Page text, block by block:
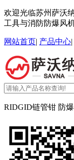
欢迎光临苏州萨沃
工具与消防防爆风
网站首页| 产品中心|
RIDGID链管钳 防